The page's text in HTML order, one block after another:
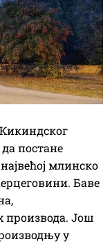
постане
млинско
Баве
производа. Још
у